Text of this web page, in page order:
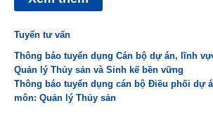
Tuyển tư vấn
Thông báo tuyển dụng Cán bộ dự án, lĩnh
Quản lý Thủy sản và Sinh kế bền vững
Thông báo tuyển dụng cán bộ Điều phối dự
môn: Quản lý Thủy sản